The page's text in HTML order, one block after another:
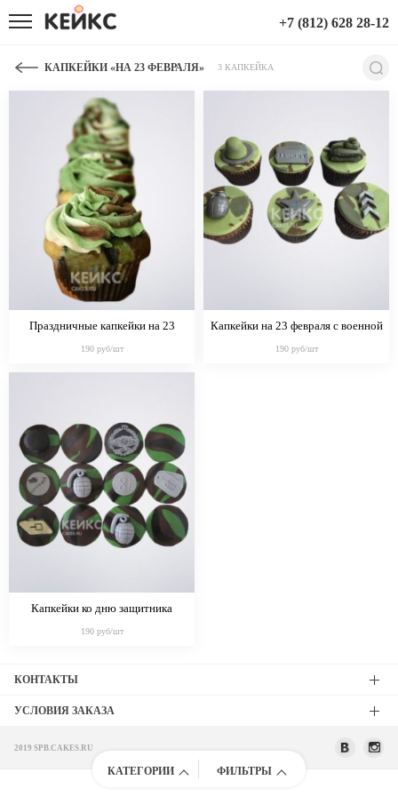
+7 (812) 628 28-12
КАПКЕЙКИ «НА 23 ФЕВРАЛЯ» 3 КАПКЕЙКА
КАТЕГОРИИ ФИЛЬТРЫ
Праздничные капкейки на 23
190 руб/шт
Капкейки на 23 февраля с военной
190 руб/шт
Капкейки ко дню защитника
190 руб/шт
КОНТАКТЫ
УСЛОВИЯ ЗАКАЗА
2019 SPB.CAKES.RU